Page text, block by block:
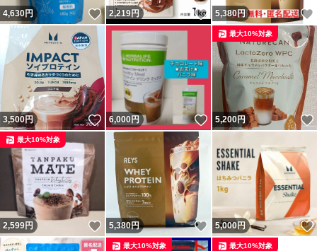
4,630円 いいね！
2,219円 いいね！
5,380円
3,500円 いいね！
6,000円 いいね！
5,200円
最大10%対象
2,599円 いいね！
最大10%対象
5,380円 いいね！
5,000円
最大10%対象 最大10%対象